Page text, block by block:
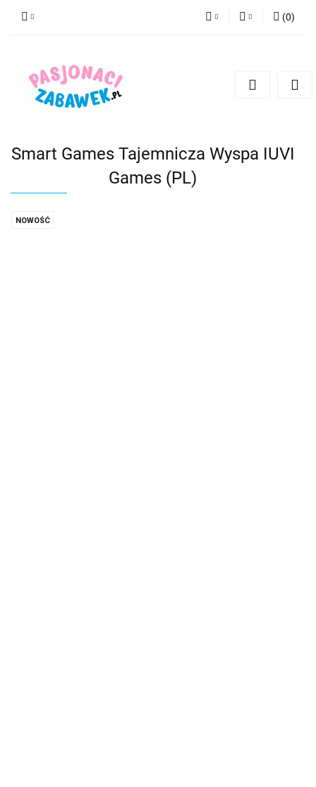
(0)
Smart Games Tajemnicza Wyspa IUVI
Games (PL)
NOWOŚĆ